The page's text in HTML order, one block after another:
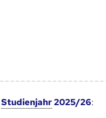
Studienjahr2025/26: